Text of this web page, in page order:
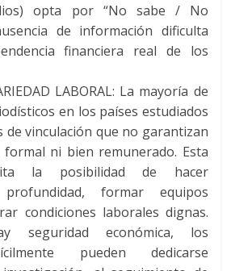
opta por “No sabe / No
de información dificulta
financiera real de los
LABORAL: La mayoría de
en los países estudiados
vinculación que no garantizan
ni bien remunerado. Esta
la posibilidad de hacer
formar equipos
condiciones laborales dignas.
seguridad económica, los
pueden dedicarse